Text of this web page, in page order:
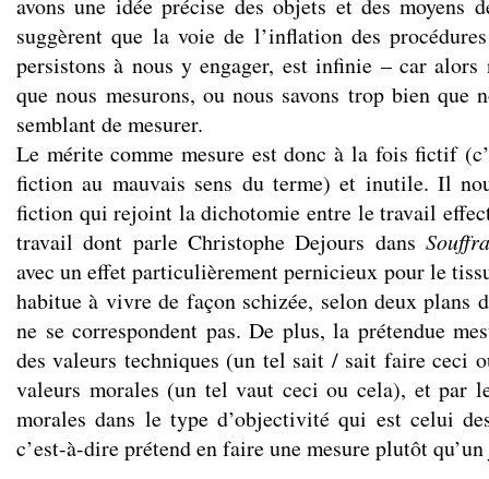
avons une idée précise des objets et des moyens
suggèrent que la voie de l’inflation des
persistons à nous y engager, est infinie – car alors
que nous mesurons, ou nous savons trop bien que
semblant de mesurer.
Le mérite comme mesure est donc à la fois fictif
fiction au mauvais sens du terme) et inutile. Il
fiction qui rejoint la dichotomie entre le travail
travail dont parle Christophe Dejours dans
avec un effet particulièrement pernicieux pour le
habitue à vivre de façon schizée, selon deux plans
ne se correspondent pas. De plus, la prétendue
des valeurs techniques (un tel sait / sait faire ceci
valeurs morales (un tel vaut ceci ou cela), et par
morales dans le type d’objectivité qui est celui
c’est-à-dire prétend en faire une mesure plutôt